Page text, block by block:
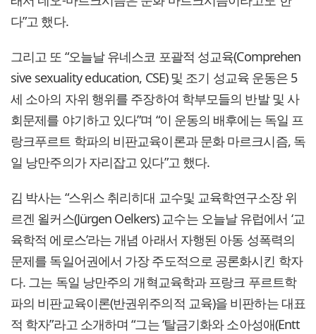
다”고 했다.
그리고 또 “오늘날 유네스코 포괄적 성교육(Comprehen
sive sexuality education, CSE) 및 조기 성교육 운동은 5
세 소아의 자위 행위를 주장하여 학부모들의 반발 및 사
회문제를 야기하고 있다”며 “이 운동의 배후에는 독일 프
랑크푸르트 학파의 비판교육이론과 문화 마르크시즘, 독
일 낭만주의가 자리잡고 있다”고 했다.
김 박사는 “스위스 취리히대 교수및 교육학연구소장 위
르겐 욀커스(Jürgen Oelkers) 교수는 오늘날 유럽에서 ‘교
육학적 에로스’라는 개념 아래서 자행된 아동 성폭력의
문제를 독일어권에서 가장 주도적으로 공론화시킨 학자
다. 그는 독일 낭만주의 개혁교육학과 프랑크 푸르트학
파의 비판교육이론(반권위주의적 교육)을 비판하는 대표
적 학자”라고 소개하며 “그는 ‘탈금기화와 소아성애(Entt